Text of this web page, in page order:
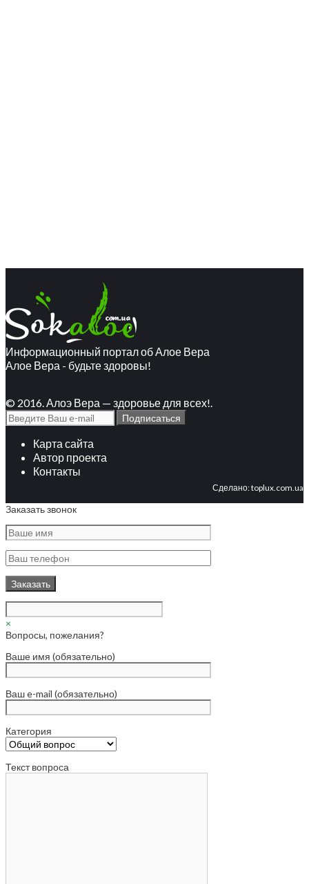
Информационный портал об Алое Вера
Алое Вера - будьте здоровы!
© 2016. Алоэ Вера — здоровье для всех!.
Карта сайта
Автор проекта
Контакты
Сделано:toplux.com.ua
Заказать звонок
×
Вопросы, пожелания?
Ваше имя (обязательно)
Ваш e-mail (обязательно)
Категория
Текст вопроса